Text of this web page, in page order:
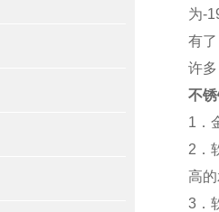
为-
有
许
不
1．
2．
高
3．